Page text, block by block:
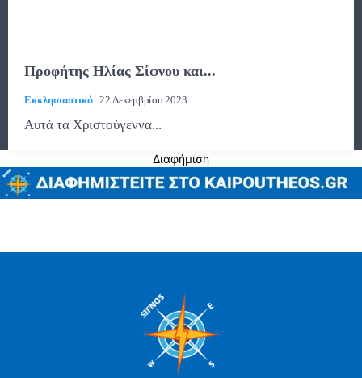
Προφήτης Ηλίας Σίφνου και...
Εκκλησιαστικά 22 Δεκεμβρίου 2023
Αυτά τα Χριστούγεννα...
Διαφήμιση